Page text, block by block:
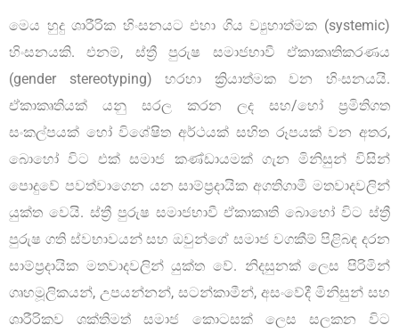
මෙය හුදු ශාරීරික හිංසනයට එහා ගිය ව්‍යුහාත්මක (systemic)
හිංසනයකි. එනම්, ස්ත්‍රී පුරුෂ සමාජභාවී ඒකාකෘතිකරණය
(gender stereotyping) හරහා ක්‍රියාත්මක වන හිංසනයයි.
ඒකාකෘතියක් යනු සරල කරන ලද සහ/හෝ ප්‍රමිතිගත
සංකල්පයක් හෝ විශේෂිත අර්ථයක් සහිත රූපයක් වන අතර,
බොහෝ විට එක් සමාජ කණ්ඩායමක් ගැන මිනිසුන් විසින්
පොදුවේ පවත්වාගෙන යන සාම්ප්‍රදායික අගතිගාමී මතවාදවලින්
යුක්ත වෙයි. ස්ත්‍රී පුරුෂ සමාජභාවී ඒකාකෘති බොහෝ විට ස්ත්‍රී
පුරුෂ ගති ස්වභාවයන් සහ ඔවුන්ගේ සමාජ වගකීම් පිළිබඳ දරන
සාම්ප්‍රදායික මතවාදවලින් යුක්ත වේ. නිදසුනක් ලෙස පිරිමින්
ගෘහමූලිකයන්, උපයන්නන්, සටන්කාමීන්, අසංවේදී මිනිසුන් සහ
ශාරීරිකව ශක්තිමත් සමාජ කොටසක් ලෙස සලකන විට